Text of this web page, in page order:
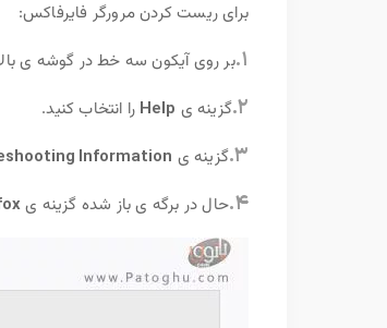
برای ریست کردن مرورگر فایرفاکس:
۱. بر روی آیکون سه خط در گوشه ی
۲. گزینه ی Help را انتخاب کنید.
۳. گزینه ی Information
۴. حال در برگه ی باز شده گزینه ی